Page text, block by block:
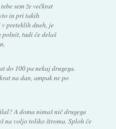
sem že večkrat
in pri takih
preteklih dneh, je
polnit, tudi če delaš
do 100 pa nekaj drugega.
na dan, ampak ne po
A doma nimaš nič drugega
na voljo toliko štroma. Sploh če